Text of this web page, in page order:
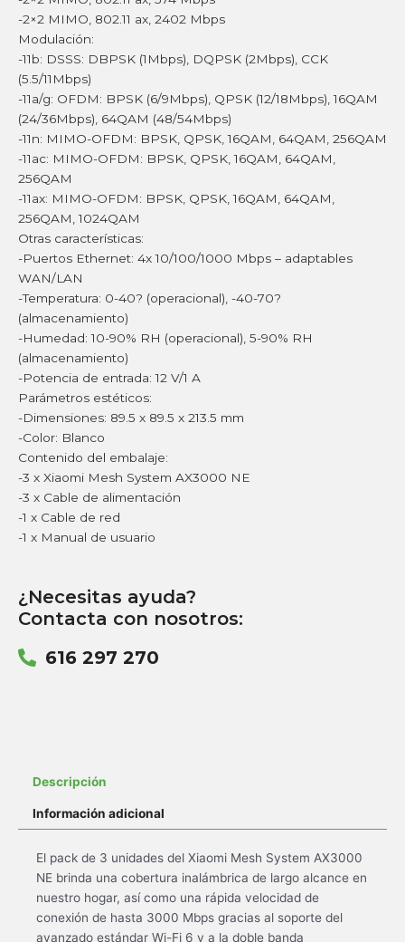
-2×2 MIMO, 802.11 ax, 2402 Mbps
Modulación:
-11b: DSSS: DBPSK (1Mbps), DQPSK (2Mbps), CCK
(5.5/11Mbps)
-11a/g: OFDM: BPSK (6/9Mbps), QPSK (12/18Mbps), 16QAM
(24/36Mbps), 64QAM (48/54Mbps)
-11n: MIMO-OFDM: BPSK, QPSK, 16QAM, 64QAM, 256QAM
-11ac: MIMO-OFDM: BPSK, QPSK, 16QAM, 64QAM,
256QAM
-11ax: MIMO-OFDM: BPSK, QPSK, 16QAM, 64QAM,
256QAM, 1024QAM
Otras características:
-Puertos Ethernet: 4x 10/100/1000 Mbps – adaptables
WAN/LAN
-Temperatura: 0-40? (operacional), -40-70?
(almacenamiento)
-Humedad: 10-90% RH (operacional), 5-90% RH
(almacenamiento)
-Potencia de entrada: 12 V/1 A
Parámetros estéticos:
-Dimensiones: 89.5 x 89.5 x 213.5 mm
-Color: Blanco
Contenido del embalaje:
-3 x Xiaomi Mesh System AX3000 NE
-3 x Cable de alimentación
-1 x Cable de red
-1 x Manual de usuario
¿Necesitas ayuda?
Contacta con nosotros:
616 297 270
Descripción
Información adicional
El pack de 3 unidades del Xiaomi Mesh System AX3000
NE brinda una cobertura inalámbrica de largo alcance en
nuestro hogar, así como una rápida velocidad de
conexión de hasta 3000 Mbps gracias al soporte del
avanzado estándar Wi-Fi 6 y a la doble banda